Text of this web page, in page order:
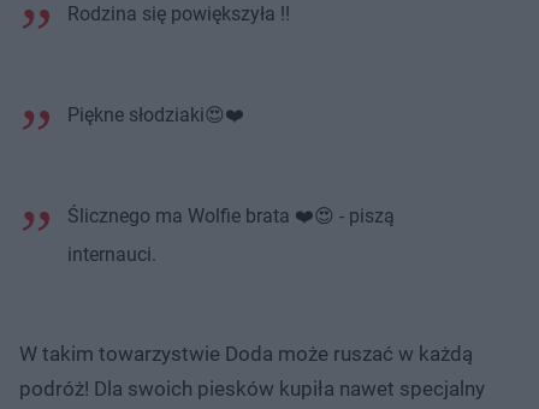
Rodzina się powiększyła !!
Piękne słodziaki😍❤️
Ślicznego ma Wolfie brata ❤️😍 - piszą
internauci.
W takim towarzystwie Doda może ruszać w każdą
podróż! Dla swoich piesków kupiła nawet specjalny